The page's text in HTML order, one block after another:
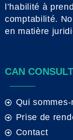
l’habilité à
comptabilité.
en matière
CAN
Qui
Prise de
Contact